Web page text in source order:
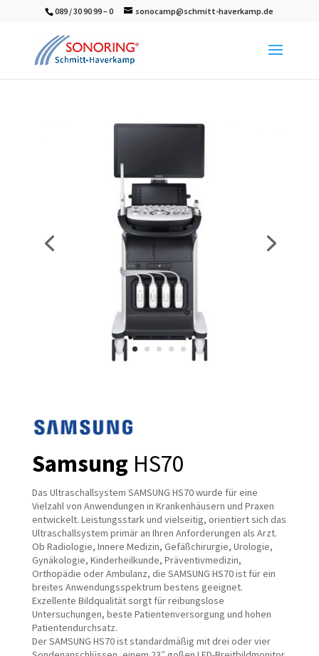
089 / 30 90 99 – 0 sonocamp@schmitt-haverkamp.de
Samsung HS70
Das Ultraschallsystem SAMSUNG HS70 wurde für eine
Vielzahl von Anwendungen in Krankenhäusern und Praxen
entwickelt. Leistungsstark und vielseitig, orientiert sich das
Ultraschallsystem primär an Ihren Anforderungen als Arzt.
Ob Radiologie, Innere Medizin, Gefäßchirurgie, Urologie,
Gynäkologie, Kinderheilkunde, Präventivmedizin,
Orthopädie oder Ambulanz, die SAMSUNG HS70 ist für ein
breites Anwendungsspektrum bestens geeignet.
Exzellente Bildqualität sorgt für reibungslose
Untersuchungen, beste Patientenversorgung und hohen
Patientendurchsatz.
Der SAMSUNG HS70 ist standardmäßig mit drei oder vier